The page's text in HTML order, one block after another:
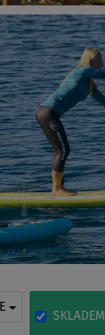
SKLADEM